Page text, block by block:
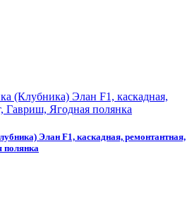
Элан F1, каскадная, ремонтантная,
полянка